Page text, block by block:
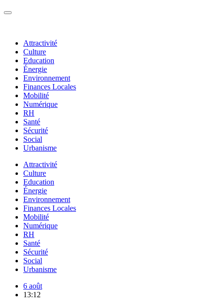
Attractivité
Culture
Education
Énergie
Environnement
Finances Locales
Mobilité
Numérique
RH
Santé
Sécurité
Social
Urbanisme
Attractivité
Culture
Education
Énergie
Environnement
Finances Locales
Mobilité
Numérique
RH
Santé
Sécurité
Social
Urbanisme
6 août
13:12